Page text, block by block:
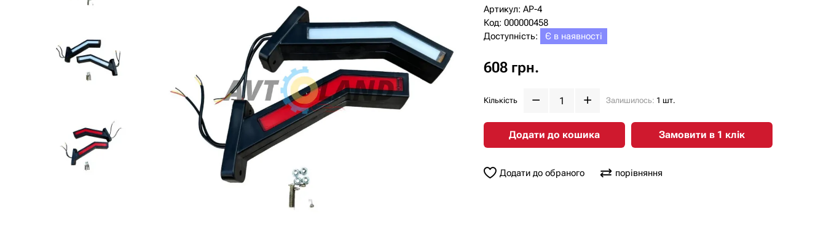
Артикул: AP-4
Код: 000000458
Доступність:
Є в наявності
608 грн.
Кількість Залишилось: 1 шт.
Додати до кошика Замовити в 1 клiк
Додати до обраного порівняння